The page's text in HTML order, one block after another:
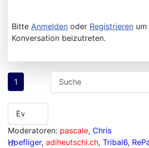
Bitte Anmelden oder Registrieren
Konversation beizutreten.
1
Moderatoren: pascale, Chris
Hoefliger, adiheutschi.ch, Tribal6,